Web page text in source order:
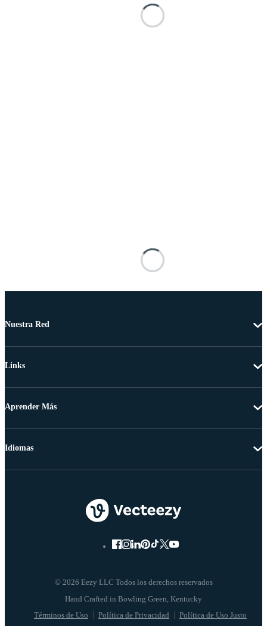
Nuestra Red
Links
Aprender Más
© 2026 Eezy LLC Todos los derechos reservados
Términos de Uso Política de Privacidad Política de Uso Justo
Idiomas